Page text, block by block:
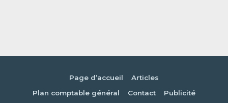
Page d’accueil
Articles
Plan comptable général
Contact
Publicité